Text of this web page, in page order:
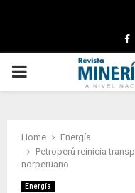
PRIMARY
Home
Energía
Petroperú reinicia
norperuano
Energía